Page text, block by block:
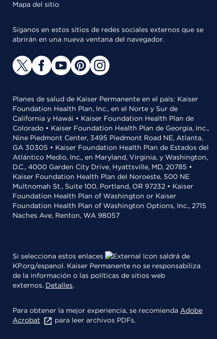
Mapa del sitio
Síganos en estos sitios de redes sociales externos que se
abrirán en una nueva ventana del navegador.
Planes de salud de Kaiser Permanente en el país: Kaiser
Foundation Health Plan, Inc., en el Norte y Sur de
California y Hawái • Kaiser Foundation Health Plan de
Colorado • Kaiser Foundation Health Plan de Georgia, Inc.,
Nine Piedmont Center, 3495 Piedmont Road NE, Atlanta,
GA 30305 • Kaiser Foundation Health Plan de Estados del
Atlántico Medio, Inc., en Maryland, Virginia, y Washington,
D.C., 4000 Garden City Drive, Hyattsville, MD, 20785 •
Kaiser Foundation Health Plan del Noroeste, 500 NE
Multnomah St., Suite 100, Portland, OR 97232 • Kaiser
Foundation Health Plan of Washington or Kaiser
Foundation Health Plan of Washington Options, Inc., 2715
Naches Ave, Renton, WA 98057
Si selecciona estos enlaces
saldrá de
KP.org/espanol. Kaiser Permanente no se responsabiliza
de la información o las políticas de sitios web
externos. Detalles.
Para obtener la mejor experiencia, se recomienda Adobe
Acrobat
para leer archivos PDFs.